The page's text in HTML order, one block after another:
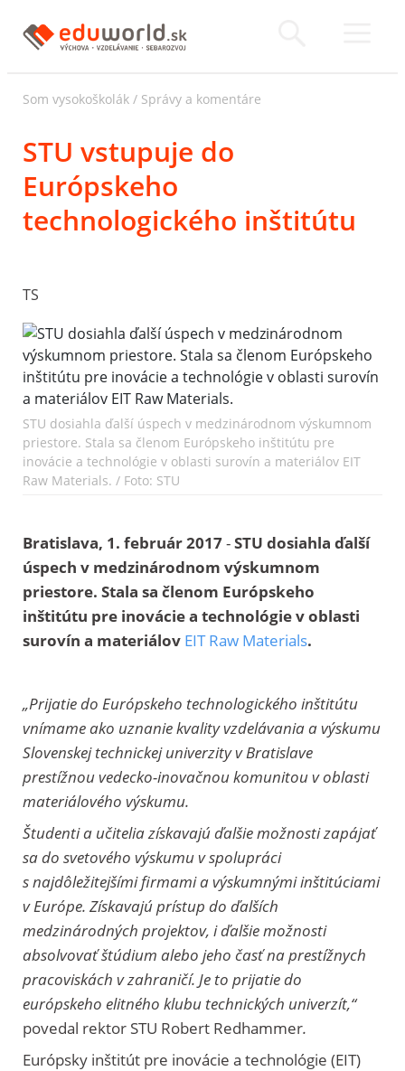
Som vysokoškolák / Správy a komentáre
STU vstupuje do
Európskeho
technologického inštitútu
TS
STU dosiahla ďalší úspech v medzinárodnom výskumnom
priestore. Stala sa členom Európskeho inštitútu pre
inovácie a technológie v oblasti surovín a materiálov EIT
Raw Materials. / Foto: STU
Bratislava, 1. február 2017-STU dosiahla ďalší
úspech v medzinárodnom výskumnom
priestore. Stala sa členom Európskeho
inštitútu pre inovácie a technológie v oblasti
surovín a materiálov EIT Raw Materials.
„Prijatie do Európskeho technologického inštitútu
vnímame ako uznanie kvality vzdelávania a výskumu
Slovenskej technickej univerzity v Bratislave
prestížnou vedecko-inovačnou komunitou v oblasti
materiálového výskumu.
Študenti a učitelia získavajú ďalšie možnosti zapájať
sa do svetového výskumu v spolupráci
s najdôležitejšími firmami a výskumnými inštitúciami
v Európe. Získavajú prístup do ďalších
medzinárodných projektov, i ďalšie možnosti
absolvovať štúdium alebo jeho časť na prestížnych
pracoviskách v zahraničí. Je to prijatie do
európskeho elitného klubu technických univerzít,“
povedal rektor STU Robert Redhammer.
Európsky inštitút pre inovácie a technológie (EIT)